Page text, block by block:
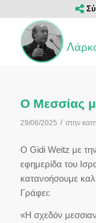
Ο Μεσσίας
29/06/2025 / στην
Ο Gidi Weitz με
εφημερίδα του
κατανοήσουμε
Γράφει:
«Η σχεδόν